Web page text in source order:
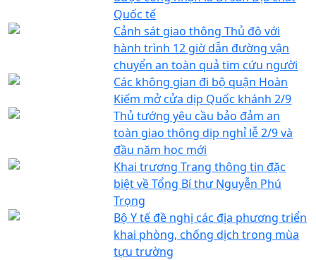
Quốc tế
Cảnh sát giao thông Thủ đô với
hành trình 12 giờ dẫn đường vận
chuyển an toàn quả tim cứu người
Các không gian đi bộ quận Hoàn
Kiếm mở cửa dịp Quốc khánh 2/9
Thủ tướng yêu cầu bảo đảm an
toàn giao thông dịp nghỉ lễ 2/9 và
đầu năm học mới
Khai trương Trang thông tin đặc
biệt về Tổng Bí thư Nguyễn Phú
Trọng
Bộ Y tế đề nghị các địa phương triển
khai phòng, chống dịch trong mùa
tựu trường